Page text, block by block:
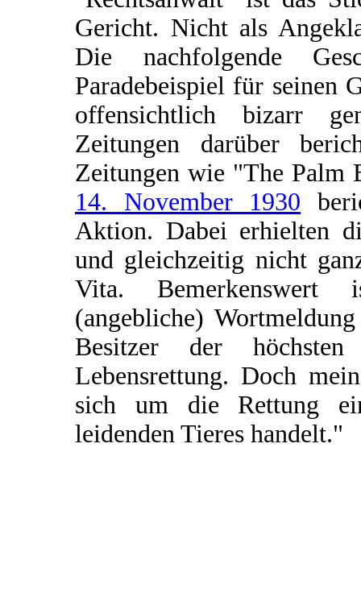
Gericht. Nicht als
Die nachfolgende
Paradebeispiel für seinen
offensichtlich bizarr
Zeitungen darüber
Zeitungen wie "The Palm
14. November 1930
Aktion. Dabei erhielten
und gleichzeitig nicht
Vita. Bemerkenswert
(angebliche)
Besitzer der
Lebensrettung. Doch
sich um die Rettung
leidenden Tieres handelt."